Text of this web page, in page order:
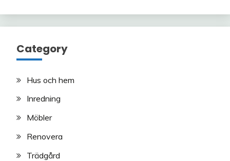
Category
Hus och hem
Inredning
Möbler
Renovera
Trädgård